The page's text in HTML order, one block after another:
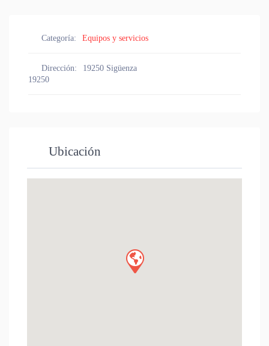
Ubicación
Categoría: Equipos y servicios
Dirección:
19250 Sigüenza
19250